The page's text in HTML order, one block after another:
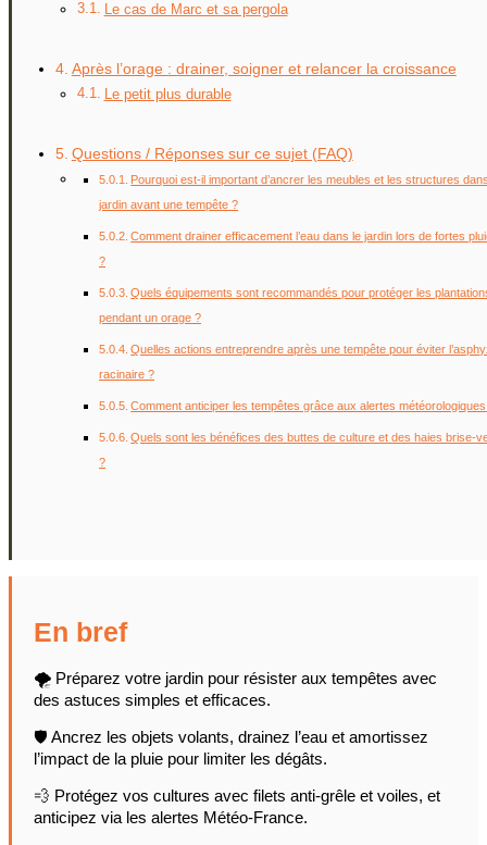
Le cas de Marc et sa pergola
Après l’orage : drainer, soigner et relancer la croissance
Le petit plus durable
Questions / Réponses sur ce sujet (FAQ)
Pourquoi est-il important d’ancrer les meubles et les structures
jardin avant une tempête ?
Comment drainer efficacement l’eau dans le jardin lors de fortes
?
Quels équipements sont recommandés pour protéger les
pendant un orage ?
Quelles actions entreprendre après une tempête pour éviter
racinaire ?
Comment anticiper les tempêtes grâce aux alertes
Quels sont les bénéfices des buttes de culture et des haies brise-
?
En bref
🌪️ Préparez votre jardin pour résister aux tempêtes avec
des astuces simples et efficaces.
🛡️ Ancrez les objets volants, drainez l’eau et amortissez
l’impact de la pluie pour limiter les dégâts.
💨 Protégez vos cultures avec filets anti-grêle et voiles, et
anticipez via les alertes Météo-France.